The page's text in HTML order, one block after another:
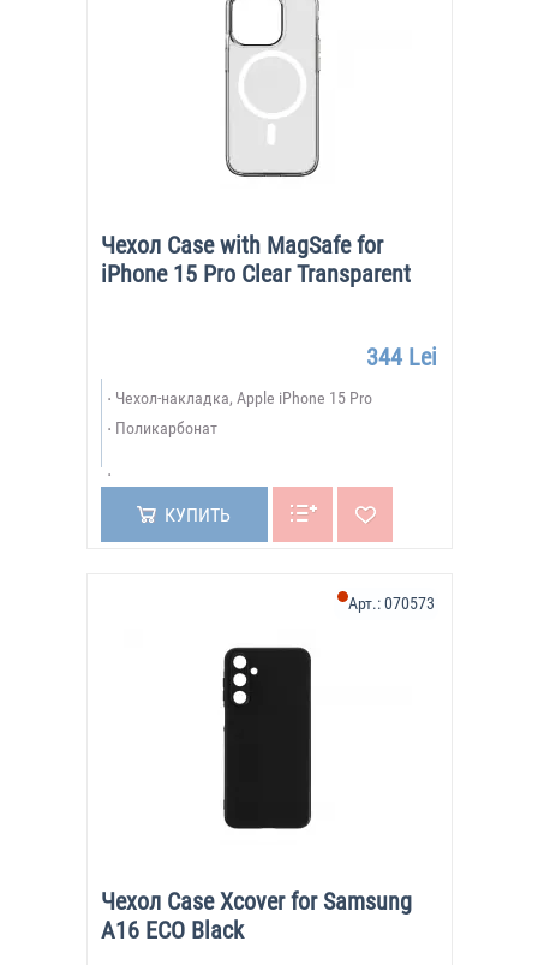
Чехол Case with MagSafe for
iPhone 15 Pro Clear Transparent
344 Lei
Чехол-накладка, Apple iPhone 15 Pro
Поликарбонат
КУПИТЬ
Чехол Case Xcover for Samsung
A16 ECO Black
Арт.:070573